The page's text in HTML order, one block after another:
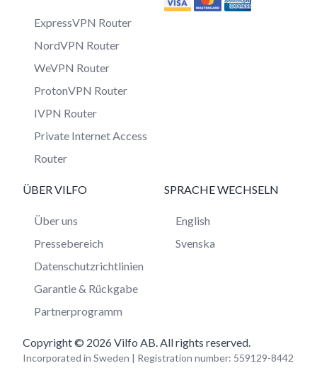
ExpressVPN Router
NordVPN Router
WeVPN Router
ProtonVPN Router
IVPN Router
Private Internet Access
Router
ÜBER VILFO
Über uns
Pressebereich
Datenschutzrichtlinien
Garantie & Rückgabe
Partnerprogramm
SPRACHE WECHSELN
English
Svenska
Copyright © 2026 Vilfo AB. All rights reserved.
Incorporated in Sweden | Registration number: 559129-8442